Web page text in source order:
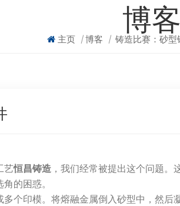
博客
主页 | 博客 | 铸造比赛：砂型
艺恒昌铸造 ，我们经常被提出这个问题。
的困惑。
个印模。将熔融金属倒入砂型中，然后